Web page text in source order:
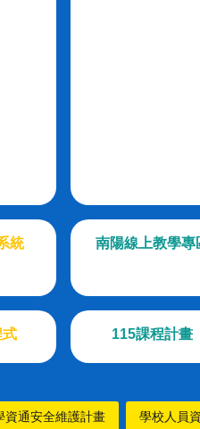
統 南陽線上教學專
式 115課程計畫
資通安全維護計畫 學校人員